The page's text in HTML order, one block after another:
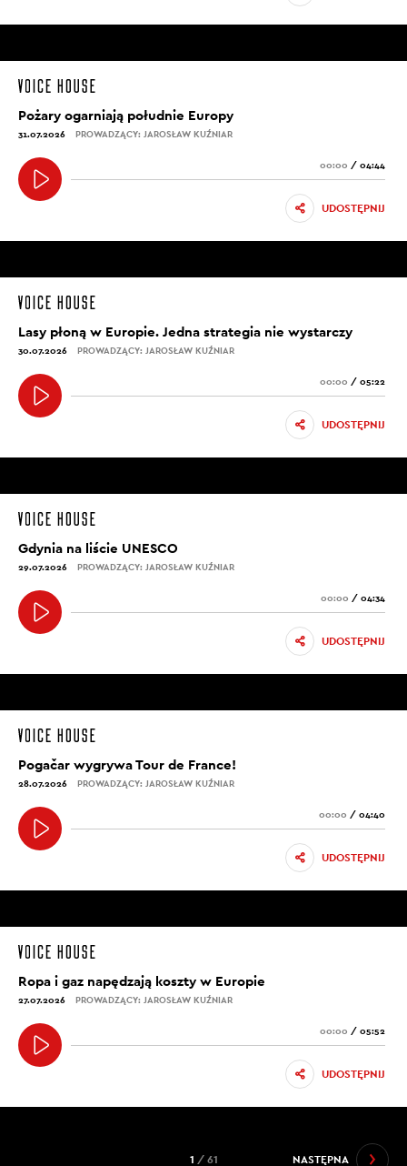
Pożary ogarniają południe Europy
31.07.2026 PROWADZĄCY: JAROSŁAW KUŹNIAR
00:00 / 04:44
UDOSTĘPNIJ
Lasy płoną w Europie. Jedna strategia nie wystarczy
30.07.2026 PROWADZĄCY: JAROSŁAW KUŹNIAR
00:00 / 05:22
UDOSTĘPNIJ
Gdynia na liście UNESCO
29.07.2026 PROWADZĄCY: JAROSŁAW KUŹNIAR
00:00 / 04:34
UDOSTĘPNIJ
Pogačar wygrywa Tour de France!
28.07.2026 PROWADZĄCY: JAROSŁAW KUŹNIAR
00:00 / 04:40
UDOSTĘPNIJ
Ropa i gaz napędzają koszty w Europie
27.07.2026 PROWADZĄCY: JAROSŁAW KUŹNIAR
00:00 / 05:52
UDOSTĘPNIJ
NASTĘPNA
1 / 61